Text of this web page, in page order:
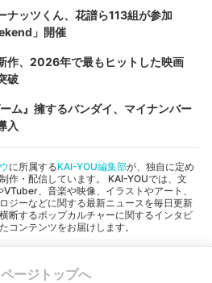
ナッツくん、花譜ら113組が参加
」開催
作、2026年で最もヒットした映画
破
ム』擁するバンダイ、マイナンバー
入
に所属するKAI-YOU編集部が、独自に定め
作・配信しています。 KAI-YOUでは、文
、音楽や映像、イラストやアート、
ジーなどに関する最新ニュースを毎日更新
断するポップカルチャーに関するインタビ
コンテンツをお届けします。
ページトップへ